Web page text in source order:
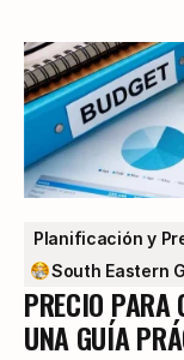
Planificación y
South Eastern
PRECIO PARA
UNA GUÍA